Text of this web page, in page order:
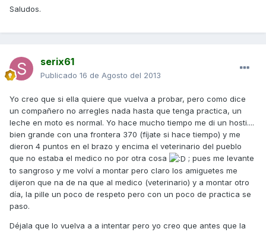
Saludos.
serix61
Publicado 16 de Agosto del 2013
Yo creo que si ella quiere que vuelva a probar, pero como dice
un compañero no arregles nada hasta que tenga practica, un
leche en moto es normal. Yo hace mucho tiempo me di un hosti....
bien grande con una frontera 370 (fíjate si hace tiempo) y me
dieron 4 puntos en el brazo y encima el veterinario del pueblo
que no estaba el medico no por otra cosa
; pues me levante
to sangroso y me volví a montar pero claro los amiguetes me
dijeron que na de na que al medico (veterinario) y a montar otro
día, la pille un poco de respeto pero con un poco de practica se
paso.
Déjala que lo vuelva a a intentar pero yo creo que antes que la